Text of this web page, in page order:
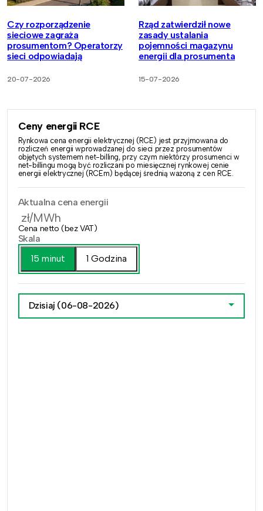
Czy rozporządzenie
sieciowe zagraża
prosumentom? Operatorzy
sieci odpowiadają
20-07-2026
Rząd zatwierdził nowe
zasady ustalania
pojemności magazynu
energii dla prosumenta
15-07-2026
Ceny energii RCE
Rynkowa cena energii elektrycznej (RCE) jest przyjmowana do
rozliczeń energii wprowadzanej do sieci przez prosumentów
objętych systemem net-billing, przy czym niektórzy prosumenci w
net-billingu mogą być rozliczani po miesięcznej rynkowej cenie
energii elektrycznej (RCEm) będącej średnią ważoną z cen RCE.
Aktualna cena energii
zł/MWh
Cena netto (bez VAT)
Skala
15 minut
1 Godzina
Dzisiaj (06-08-2026)